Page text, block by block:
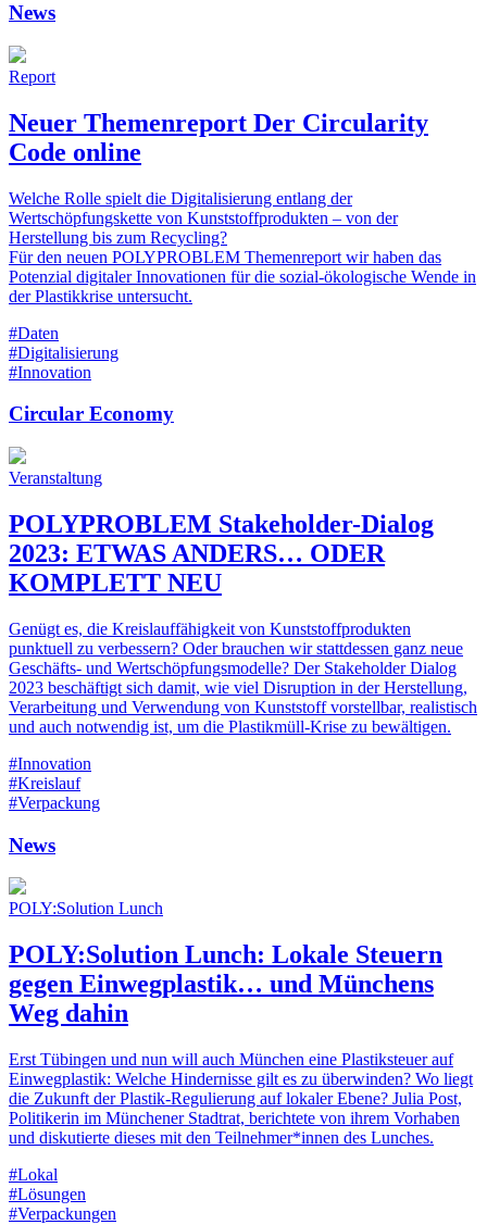
News
Report
Neuer Themenreport Der Circularity
Code online
Welche Rolle spielt die Digitalisierung entlang der
Wertschöpfungskette von Kunststoffprodukten – von der
Herstellung bis zum Recycling?
Für den neuen POLYPROBLEM Themenreport wir haben das
Potenzial digitaler Innovationen für die sozial-ökologische Wende in
der Plastikkrise untersucht.
#Daten
#Digitalisierung
#Innovation
Circular Economy
Veranstaltung
POLYPROBLEM Stakeholder-Dialog
2023: ETWAS ANDERS… ODER
KOMPLETT NEU
Genügt es, die Kreislauffähigkeit von Kunststoffprodukten
punktuell zu verbessern? Oder brauchen wir stattdessen ganz neue
Geschäfts- und Wertschöpfungsmodelle? Der Stakeholder Dialog
2023 beschäftigt sich damit, wie viel Disruption in der Herstellung,
Verarbeitung und Verwendung von Kunststoff vorstellbar, realistisch
und auch notwendig ist, um die Plastikmüll-Krise zu bewältigen.
#Innovation
#Kreislauf
#Verpackung
News
POLY:Solution Lunch
POLY:Solution Lunch: Lokale Steuern
gegen Einwegplastik… und Münchens
Weg dahin
Erst Tübingen und nun will auch München eine Plastiksteuer auf
Einwegplastik: Welche Hindernisse gilt es zu überwinden? Wo liegt
die Zukunft der Plastik-Regulierung auf lokaler Ebene? Julia Post,
Politikerin im Münchener Stadtrat, berichtete von ihrem Vorhaben
und diskutierte dieses mit den Teilnehmer*innen des Lunches.
#Lokal
#Lösungen
#Verpackungen